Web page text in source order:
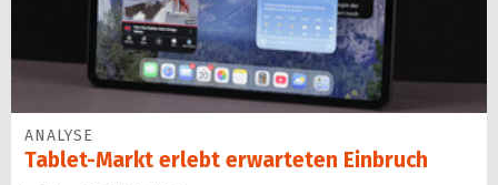
ANALYSE
Tablet-Markt erlebt erwarteten Einbruch